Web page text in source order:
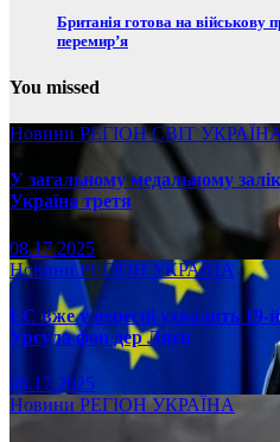
Британія готова на військову
перемир’я
You missed
Новини РЕГІОНСВІТ УКРАЇНА
У загальному медальному
Україна третя
08.17.2025
НовиниРЕГІОН УКРАЇНА
ЄС вже у вересні ухвалить 19-
Урсула фон дер Ляєн
08.17.2025
Новини РЕГІОН УКРАЇНА